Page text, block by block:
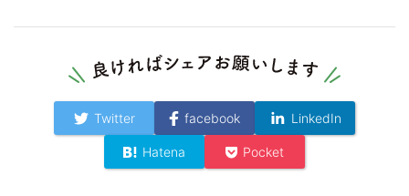
Twitter facebook LinkedIn
Hatena Pocket